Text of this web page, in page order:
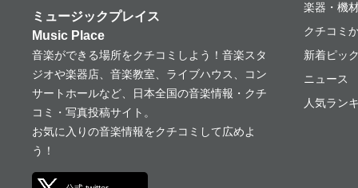
ミュージックプレイス
Music Place
音楽ができる場所をクチコミしよう！音楽スタ
ジオや楽器店、音楽教室、ライブハウス、コン
サートホールなど、日本全国の音楽情報・クチ
コミ・写真投稿サイト。
お気に入りの音楽情報をクチコミして広めよ
う！
楽器・機
クチコミ
新着ピッ
ニュース
人気ラン